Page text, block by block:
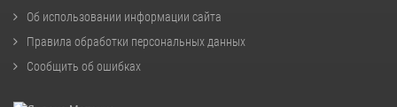
Об использовании информации сайта
Правила обработки персональных данных
Сообщить об ошибках